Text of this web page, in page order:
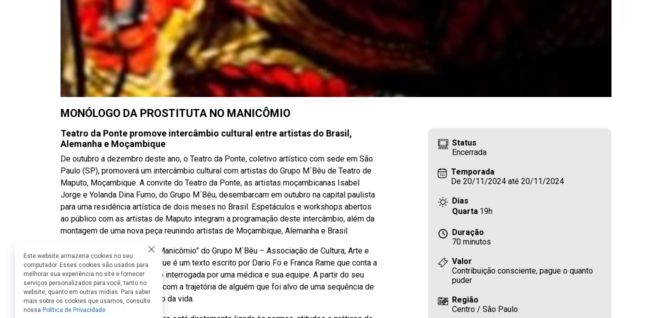
MONÓLOGO DA PROSTITUTA NO MANICÔMIO
Teatro da Ponte promove intercâmbio cultural entre artistas do Brasil,
Alemanha e Moçambique
De outubro a dezembro deste ano, o Teatro da Ponte, coletivo artístico com sede em São
Paulo (SP), promoverá um intercâmbio cultural com artistas do Grupo M´Bêu de Teatro de
Maputo, Moçambique. A convite do Teatro da Ponte, as artistas moçambicanas Isabel
Jorge e Yolanda Dina Fumo, do Grupo M´Bêu, desembarcam em outubro na capital paulista
para uma residência artística de dois meses no Brasil. Espetáculos e workshops abertos
ao público com as artistas de Maputo integram a programação deste intercâmbio, além da
montagem de uma nova peça reunindo artistas de Moçambique, Alemanha e Brasil.
“Monólogo da Prostituta no Manicômio” do Grupo M´Bêu – Associação de Cultura, Arte e
Teatro de Maputo, Moçambique é um texto escrito por Dario Fo e Franca Rame que conta a
história de uma mulher sendo interrogada por uma médica e sua equipe. A partir do seu
depoimento, nos deparamos com a trajetória de alguém que foi alvo de uma sequência de
violências de gênero ao longo da vida.
Status
Encerrada
Temporada
De 20/11/2024 até 20/11/2024
Dias
Quarta 19h
Duração
70 minutos
Valor
Contribuição consciente, pague o quanto
puder
Região
Centro / São Paulo
Este website armazena cookies no seu
computador. Esses cookies são usados para
melhorar sua experiência no site e fornecer
serviços personalizados para você, tanto no
website, quanto em outras mídias. Para saber
mais sobre os cookies que usamos, consulte
nossa Política de Privacidade